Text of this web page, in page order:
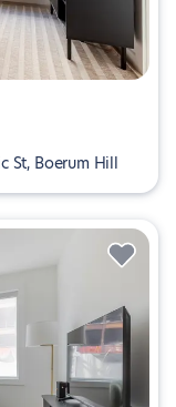
St, Boerum Hill